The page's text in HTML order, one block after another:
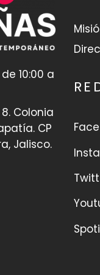
10:00 a
Colonia
CP
Jalisco.